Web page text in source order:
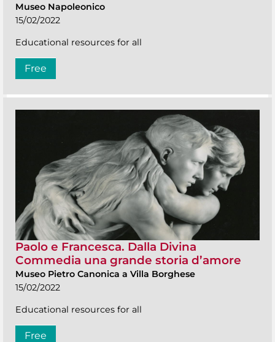
Museo Napoleonico
15/02/2022
Educational resources for all
Free
Paolo e Francesca. Dalla Divina
Commedia una grande storia d’amore
Museo Pietro Canonica a Villa Borghese
15/02/2022
Educational resources for all
Free